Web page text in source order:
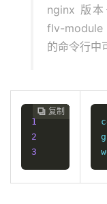
nginx 版
flv-module
的命令行中
 复制
 复制
 复制
 复制
 复制
 复制
 复制
 复制
 复制
 复制
 复制
 复制
 复制
 复制
1
2
3